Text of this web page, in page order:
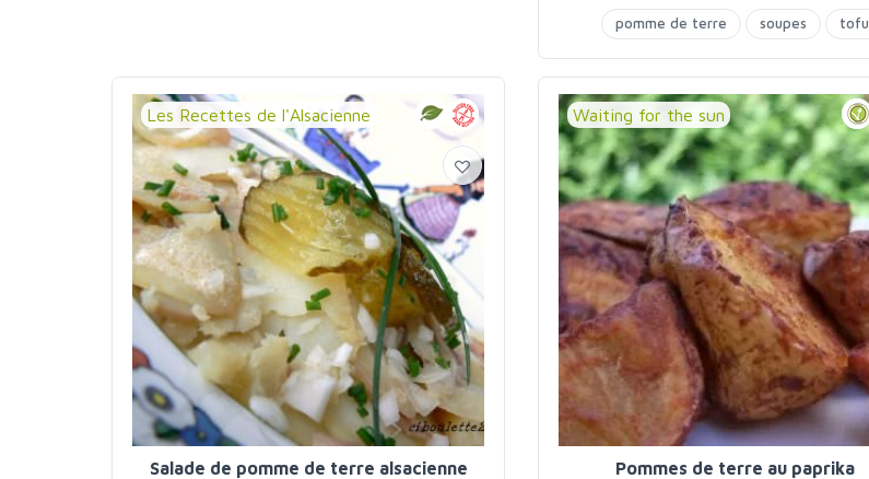
pomme de terre
soupes tofu
Les Recettes de l'Alsacienne
Salade de pomme de terre alsacienne
Waiting for the sun
Pommes de terre au paprika